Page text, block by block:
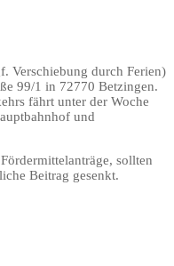
Verschiebung durch Ferien)
99/1 in 72770 Betzingen.
fährt unter der Woche
und
sollten
Beitrag gesenkt.